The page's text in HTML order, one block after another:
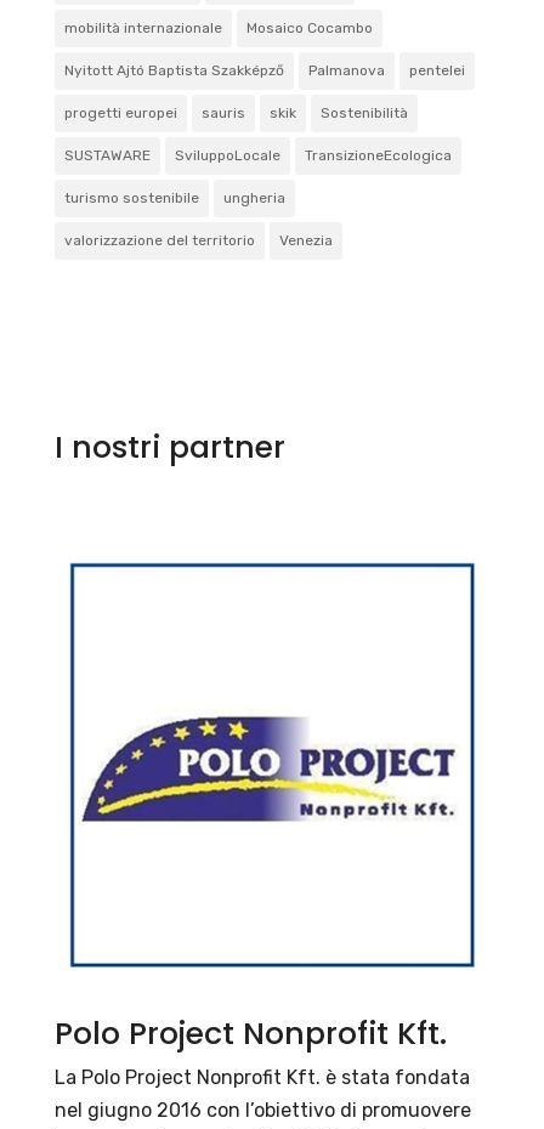
mobilità internazionale Mosaico Cocambo
Nyitott Ajtó Baptista Szakképző Palmanova pentelei
progetti europei sauris skik Sostenibilità
SUSTAWARE SviluppoLocale TransizioneEcologica
turismo sostenibile ungheria
valorizzazione del territorio Venezia
I nostri partner
Polo Project Nonprofit Kft.
La Polo Project Nonprofit Kft. è stata fondata
nel giugno 2016 con l’obiettivo di promuovere